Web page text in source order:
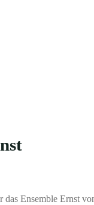
Ensemble Ernst